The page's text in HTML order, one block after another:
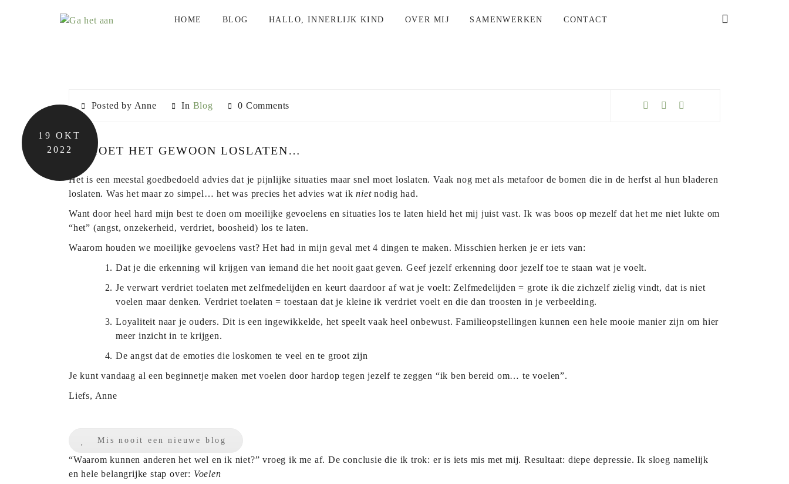
HOME BLOG HALLO, INNERLIJK KIND OVER MIJ SAMENWERKEN CONTACT
BLOGS
19 OKT
2022
Posted by Anne In Blog 0 Comments
JE MOET HET GEWOON LOSLATEN…
Het is een meestal goedbedoeld advies dat je pijnlijke situaties maar snel moet loslaten. Vaak nog met als metafoor de bomen die in de herfst al hun bladeren
loslaten. Was het maar zo simpel… het was precies het advies wat iknietnodig had.
Want door heel hard mijn best te doen om moeilijke gevoelens en situaties los te laten hield het mij juist vast. Ik was boos op mezelf dat het me niet lukte om
“het” (angst, onzekerheid, verdriet, boosheid) los te laten.
Waarom houden we moeilijke gevoelens vast? Het had in mijn geval met 4 dingen te maken. Misschien herken je er iets van:
Dat je die erkenning wil krijgen van iemand die het nooit gaat geven. Geef jezelf erkenning door jezelf toe te staan wat je voelt.
Je verwart verdriet toelaten met zelfmedelijden en keurt daardoor af wat je voelt: Zelfmedelijden = grote ik die zichzelf zielig vindt, dat is niet
voelen maar denken. Verdriet toelaten = toestaan dat je kleine ik verdriet voelt en die dan troosten in je verbeelding.
Loyaliteit naar je ouders. Dit is een ingewikkelde, het speelt vaak heel onbewust. Familieopstellingen kunnen een hele mooie manier zijn om hier
meer inzicht in te krijgen.
De angst dat de emoties die loskomen te veel en te groot zijn
Je kunt vandaag al een beginnetje maken met voelen door hardop tegen jezelf te zeggen “ik ben bereid om… te voelen”.
Liefs, Anne
Mis nooit een nieuwe blog
“Waarom kunnen anderen het wel en ik niet?” vroeg ik me af. De conclusie die ik trok: er is iets mis met mij. Resultaat: diepe depressie. Ik sloeg namelijk
en hele belangrijke stap over: Voelen